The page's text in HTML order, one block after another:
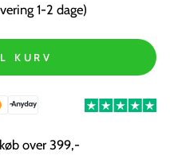
1-2 dage)
KURV
over 399,-